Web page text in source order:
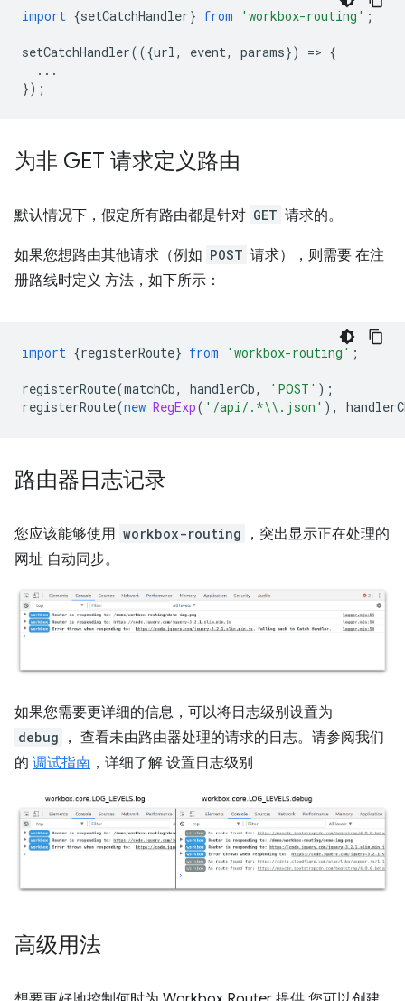
import {setCatchHandler} from 'workbox-routing' ;
setCatchHandler(({url, event, params}) => {
...
});
为非 GET 请求定义路由
默认情况下，假定所有路由都是针对 GET 请求的。
如果您想路由其他请求（例如 POST 请求），则需要 在注
册路线时定义 方法，如下所示：
import {registerRoute} from 'workbox-routing' ;
registerRoute(matchCb, handlerCb, 'POST' );
registerRoute(new RegExp( '/api/.*\\.json' ),
路由器日志记录
您应该能够使用 workbox-routing
，突出显示正在处理的
网址 自动同步。
如果您需要更详细的信息，可以将日志级别设置为
debug
， 查看未由路由器处理的请求的日志。请参阅我们
的 调试指南 ，详细了解 设置日志级别
高级用法